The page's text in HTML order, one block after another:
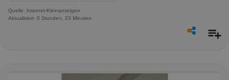
Quelle: Internet-Kleinanzeigen
Aktualisiert: 0 Stunden, 23 Minuten